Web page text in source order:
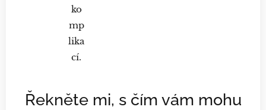
ko
mp
lika
cí.
Řekněte mi, s čím vám mohu